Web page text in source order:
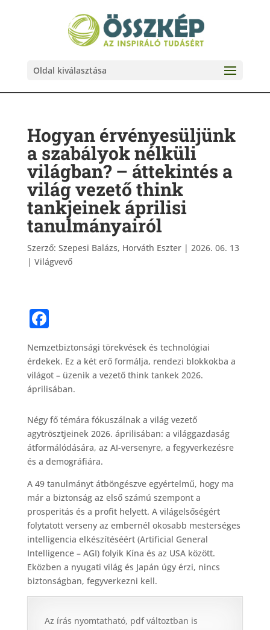
Oldal kiválasztása
Hogyan érvényesüljünk
a szabályok nélküli
világban? – áttekintés a
világ vezető think
tankjeinek áprilisi
tanulmányairól
Szerző: Szepesi Balázs, Horváth Eszter| 2026. 06. 13
| Világvevő
F
a
c
e
b
o
o
k
Nemzetbiztonsági törekvések és technológiai
érdekek. Ez a két erő formálja, rendezi blokkokba a
világot – üzenik a vezető think tankek 2026.
áprilisában.
Négy fő témára fókuszálnak a világ vezető
agytrösztjeinek 2026. áprilisában: a világgazdaság
átformálódására, az AI-versenyre, a fegyverkezésre
és a demográfiára.
A 49 tanulmányt átböngészve egyértelmű, hogy ma
már a biztonság az első számú szempont a
prosperitás és a profit helyett. A világelsőségért
folytatott verseny az embernél okosabb mesterséges
intelligencia elkészítéséért (Artificial General
Intelligence – AGI) folyik Kína és az USA között.
Eközben a nyugati világ és Japán úgy érzi, nincs
biztonságban, fegyverkezni kell.
Az írás nyomtatható, pdf változtban is